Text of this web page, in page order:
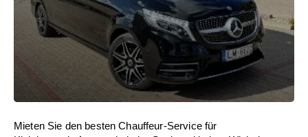
Mieten Sie den besten Chauffeur-Service für